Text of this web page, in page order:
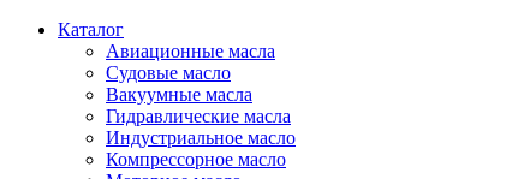
Каталог
Авиационные масла
Судовые масло
Вакуумные масла
Гидравлические масла
Индустриальное масло
Компрессорное масло